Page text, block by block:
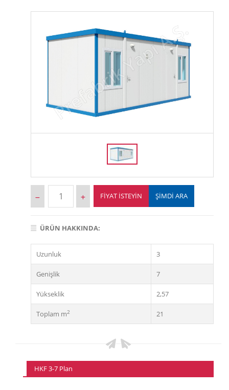
FIYAT İSTEYIN ŞİMDİ ARA
ÜRÜN HAKKINDA:
Uzunluk 3
Genişlik 7
Yükseklik 2,57
Toplam m2 21
HKF 3-7 Plan